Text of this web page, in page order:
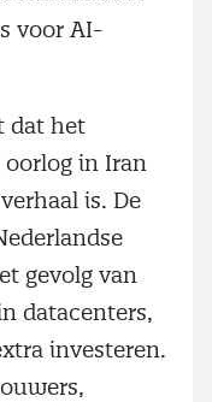
voor AI-
dat het
oorlog in Iran
is. De
gevolg van
datacenters,
investeren.